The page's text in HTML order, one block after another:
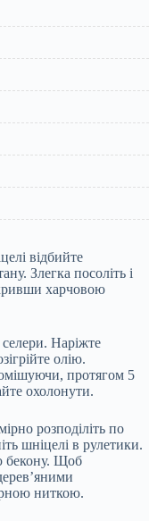
відбийте
Злегка посоліть і
харчовою
Наріжте
олію.
протягом 5
охолонути.
розподіліть по
шніцелі в рулетики.
бекону. Щоб
ниткою.